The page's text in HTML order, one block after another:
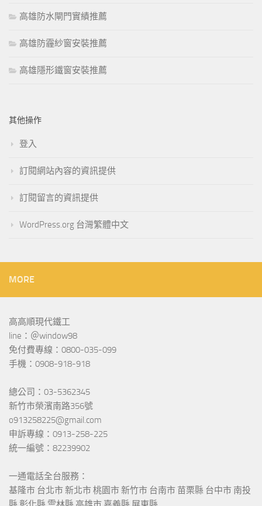
高雄防水閘門實績推薦
高雄防霾紗窗安裝推薦
高雄隱形鐵窗安裝推薦
其他操作
登入
訂閱網站內容的資訊提供
訂閱留言的資訊提供
WordPress.org 台灣繁體中文
MORE
高高順現代鐵工
line：＠window98
免付費專線：0800-035-099
手機：0908-918-918
總公司：03-5362345
新竹市榮濱南路356號
o913258225@gmail.com
申訴專線：0913-258-225
統一編號：82239902
一通電話全台服務：
基隆市 台北市 新北市 桃園市 新竹市 台南市 苗栗縣 台中市 南投